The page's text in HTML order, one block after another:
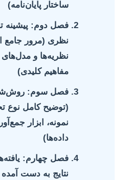
ساختار پایان‌نامه)
فصل دوم: پیشینه
نظری (مرور جامع
نظریه‌ها و
مفاهیم کلیدی)
فصل سوم:
(توضیح کامل نوع
نمونه، ابزار
داده‌ها)
فصل چهارم:
نتایج به دست